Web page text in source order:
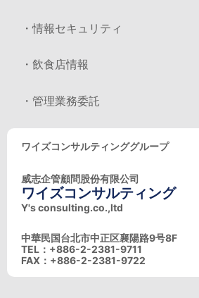
・情報セキュリティ
・飲食店情報
・管理業務委託
ワイズコンサルティンググループ
威志企管顧問股份有限公司
ワイズコンサルティング
Y's consulting.co.,ltd
中華民国台北市中正区襄陽路9号8F
TEL：+886-2-2381-9711
FAX：+886-2-2381-9722